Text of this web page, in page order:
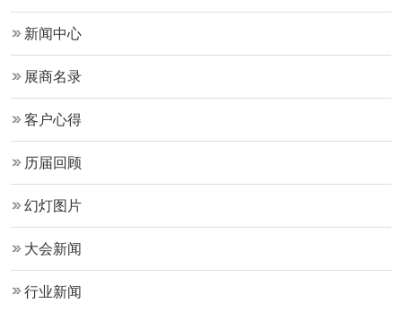
新闻中心
展商名录
客户心得
历届回顾
幻灯图片
大会新闻
行业新闻